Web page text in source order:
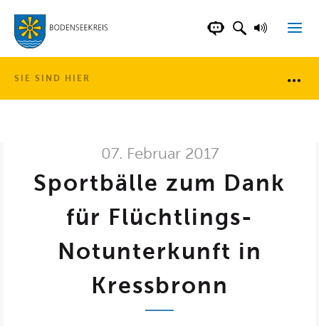
LANDKREISCHATBOT DER
SUCHFELD
SIE SIND HIER
07. Februar 2017
Sportbälle zum Dank
für Flüchtlings-
Notunterkunft in
Kressbronn